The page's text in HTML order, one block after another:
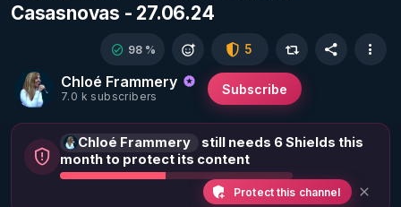
Casasnovas - 27.06.24
Chloé Frammery
7.0 k subscribers
Subscribe
98 % 5
Chloé Frammery
still needs 6 Shields this
month to protect its content
Protect this channel